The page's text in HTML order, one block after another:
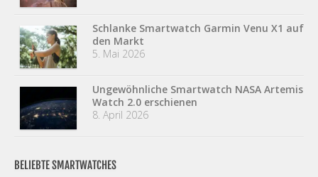
Schlanke Smartwatch Garmin Venu X1 auf
den Markt
5. Mai 2026
Ungewöhnliche Smartwatch NASA Artemis
Watch 2.0 erschienen
8. April 2026
BELIEBTE SMARTWATCHES